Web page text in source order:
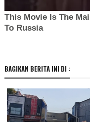
BAGIKAN BERITA INI DI :